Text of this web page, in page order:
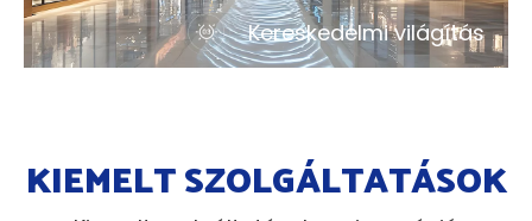
Kereskedelmi világítás
KIEMELT SZOLGÁLTATÁSOK